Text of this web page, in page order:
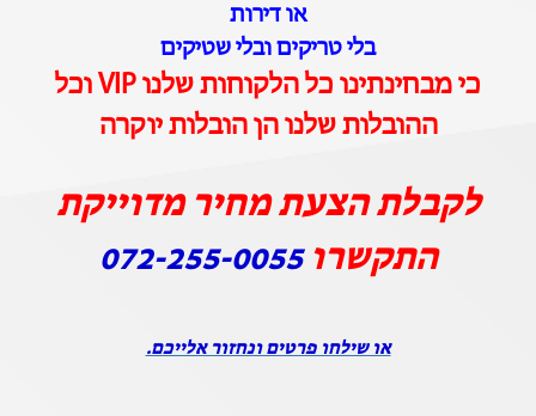
או דירות
בלי טריקים ובלי שטיקים
כי מבחינתינו כל הלקוחות שלנו VIP וכל
ההובלות שלנו הן הובלות יוקרה
לקבלת הצעת מחיר מדוייקת
התקשרו072-255-0055
או שילחו פרטים ונחזור אלייכם.